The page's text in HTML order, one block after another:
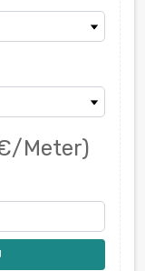
Meter)